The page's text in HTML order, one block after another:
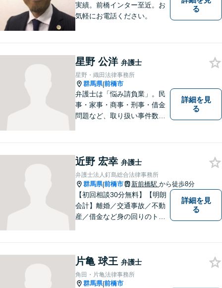
実績。前橋インター至近。お
気軽にお電話ください。
る
星野 公洋 弁護士
星野・織田法律事務所
群馬県|前橋市
弁護士は「悩み請負業」。民
事・家事・商事・刑事・借金
問題など、取り扱い事件数も
ので、相談すべきかどうかで
迷わずにお気軽にご相談くだ
さい。
詳細を見
る
近野 宏幸 弁護士
弁護士法人釘島総合法律事務所
群馬県|前橋市 新前橋駅 から徒歩8分
【初回相談30分無料】【明朗
会計】離婚／交通事故／不動
産／借金など身の回りのトラ
くアドバイスを行い、皆さま
のニーズに沿った迅速な解決
を目指します。
詳細を見
る
片亀 球王 弁護士
角田・片亀法律事務所
群馬県|前橋市